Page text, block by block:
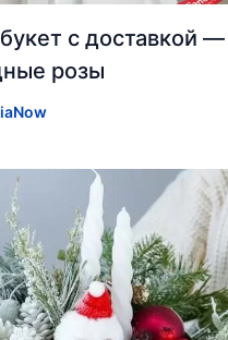
с доставкой —
розы